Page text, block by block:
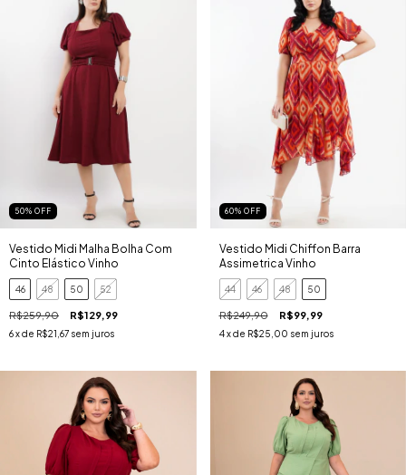
50% OFF
Vestido Midi Malha Bolha Com
Cinto Elástico Vinho
46 48 50 52
R$259,90 R$129,99
6x de R$21,67 sem juros
60% OFF
Vestido Midi Chiffon Barra
Assimetrica Vinho
44 46 48 50
R$249,90 R$99,99
4 x de R$25,00 sem juros